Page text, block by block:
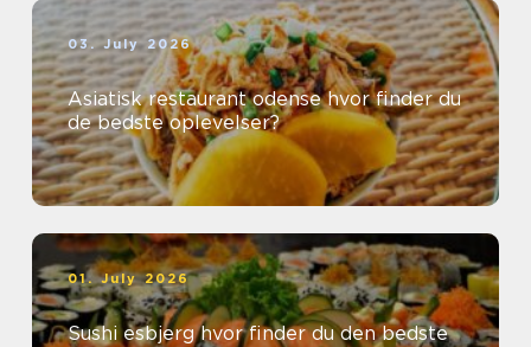
03. July 2026
Asiatisk restaurant odense hvor finder du
de bedste oplevelser?
01. July 2026
Sushi esbjerg hvor finder du den bedste